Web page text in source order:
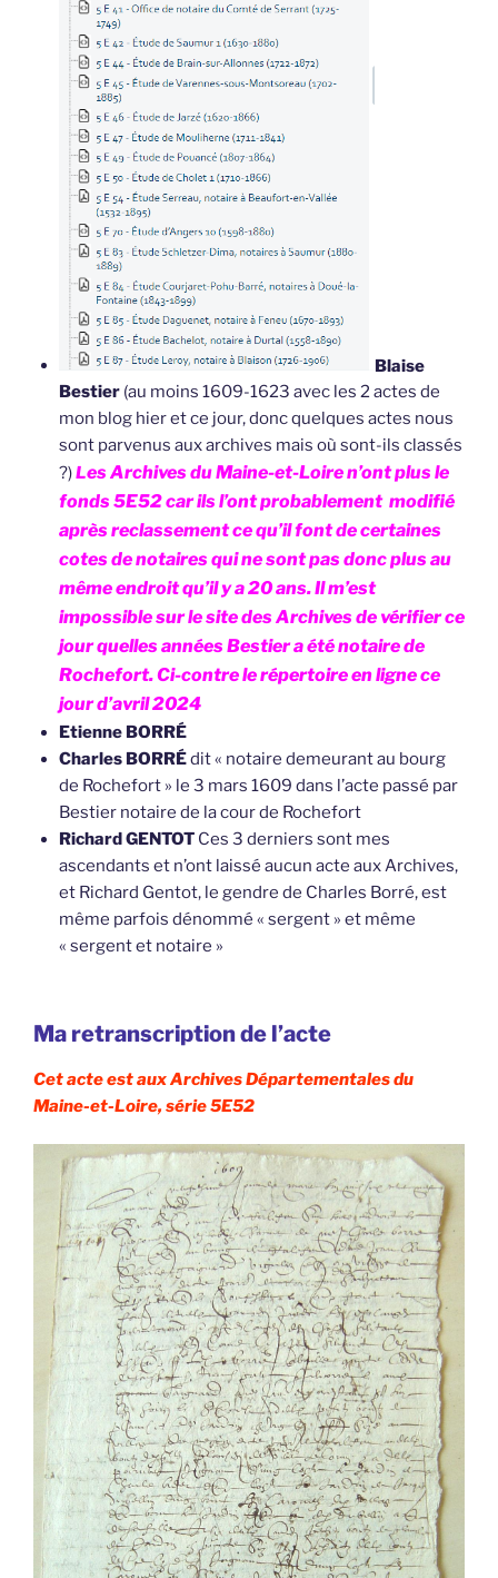
Blaise
Bestier(au moins 1609-1623 avec les 2 actes de
mon blog hier et ce jour, donc quelques actes nous
sont parvenus aux archives mais où sont-ils classés
?)Les Archives du Maine-et-Loire n’ont plus le
fonds 5E52 car ils l’ont probablement modifié
après reclassement ce qu’il font de certaines
cotes de notaires qui ne sont pas donc plus au
même endroit qu’il y a 20 ans. Il m’est
impossible sur le site des Archives de vérifier ce
jour quelles années Bestier a été notaire de
Rochefort. Ci-contre le répertoire en ligne ce
jour d’avril 2024
Etienne BORRÉ
Charles BORRÉdit « notaire demeurant au bourg
de Rochefort » le 3 mars 1609 dans l’acte passé par
Bestier notaire de la cour de Rochefort
Richard GENTOT Ces 3 derniers sont mes
ascendants et n’ont laissé aucun acte aux Archives,
et Richard Gentot, le gendre de Charles Borré, est
même parfois dénommé « sergent » et même
« sergent et notaire »
Ma retranscription de l’acte
Cet acte est aux Archives Départementales du
Maine-et-Loire, série 5E52